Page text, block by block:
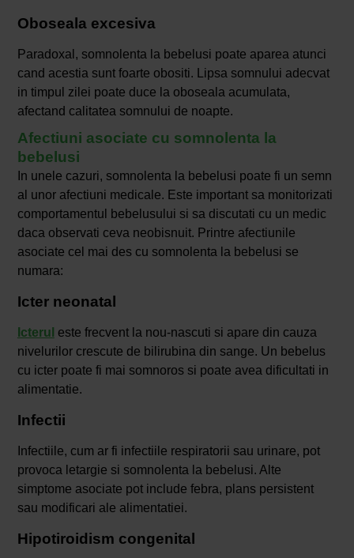
Oboseala excesiva
Paradoxal, somnolenta la bebelusi poate aparea atunci
cand acestia sunt foarte obositi. Lipsa somnului adecvat
in timpul zilei poate duce la oboseala acumulata,
afectand calitatea somnului de noapte.
Afectiuni asociate cu somnolenta la
bebelusi
In unele cazuri, somnolenta la bebelusi poate fi un semn
al unor afectiuni medicale. Este important sa monitorizati
comportamentul bebelusului si sa discutati cu un medic
daca observati ceva neobisnuit. Printre afectiunile
asociate cel mai des cu somnolenta la bebelusi se
numara:
Icter neonatal
Icterul este frecvent la nou-nascuti si apare din cauza
nivelurilor crescute de bilirubina din sange. Un bebelus
cu icter poate fi mai somnoros si poate avea dificultati in
alimentatie.
Infectii
Infectiile, cum ar fi infectiile respiratorii sau urinare, pot
provoca letargie si somnolenta la bebelusi. Alte
simptome asociate pot include febra, plans persistent
sau modificari ale alimentatiei.
Hipotiroidism congenital